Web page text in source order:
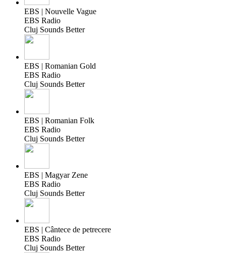
EBS | Nouvelle Vague
EBS Radio
Cluj Sounds Better
EBS | Romanian Gold
EBS Radio
Cluj Sounds Better
EBS | Romanian Folk
EBS Radio
Cluj Sounds Better
EBS | Magyar Zene
EBS Radio
Cluj Sounds Better
EBS | Cântece de petrecere
EBS Radio
Cluj Sounds Better